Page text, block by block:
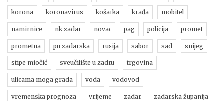
korona koronavirus košarka krađa mobitel
namirnice nk zadar novac pag policija promet
prometna pu zadarska rusija sabor sad snijeg
stipe miočić sveučilište u zadru trgovina
ulicama moga grada voda vodovod
vremenska prognoza vrijeme zadar zadarska županija